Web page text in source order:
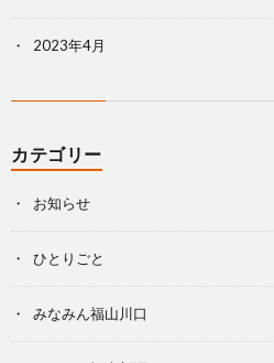
2023年4月
カテゴリー
お知らせ
ひとりごと
みなみん福山川口